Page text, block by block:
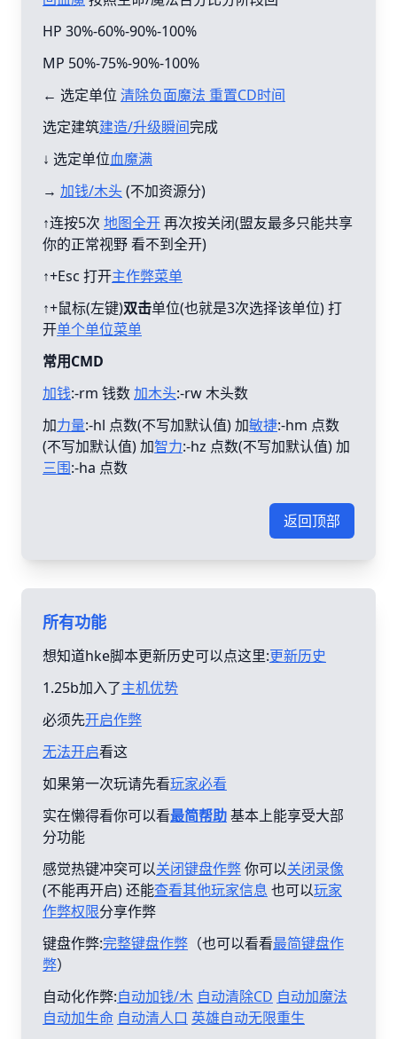
HP 30%-60%-90%-100%
MP 50%-75%-90%-100%
← 选定单位 清除负面魔法 重置CD时间
选定建筑建造/升级瞬间完成
↓ 选定单位血魔满
→ 加钱/木头(不加资源分)
↑连按5次 地图全开再次按关闭(盟友最多只能共享
你的正常视野 看不到全开)
↑+Esc 打开主作弊菜单
↑+鼠标(左键)双击单位(也就是3次选择该单位) 打
开单个单位菜单
常用CMD
加钱:-rm 钱数加木头:-rw 木头数
加力量:-hl 点数(不写加默认值) 加敏捷:-hm 点数
(不写加默认值) 加智力:-hz 点数(不写加默认值) 加
三围:-ha 点数
返回顶部
所有功能
想知道hke脚本更新历史可以点这里:更新历史
1.25b加入了主机优势
必须先开启作弊
无法开启看这
如果第一次玩请先看玩家必看
实在懒得看你可以看最简帮助基本上能享受大部
分功能
感觉热键冲突可以关闭键盘作弊你可以关闭录像
(不能再开启) 还能查看其他玩家信息 也可以玩家
作弊权限分享作弊
键盘作弊:完整键盘作弊 （也可以看看最简键盘作
弊）
自动化作弊:自动加钱/木 自动清除CD 自动加魔法
自动加生命 自动清人口 英雄自动无限重生